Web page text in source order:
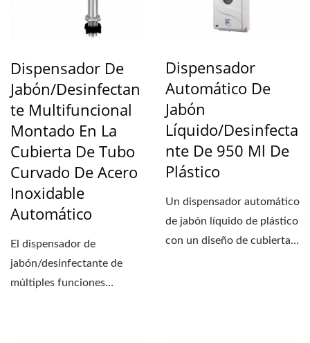
Dispensador De
Jabón/desinfectan
Te Multifuncional
Montado En La
Cubierta De Tubo
Curvado De Acero
Inoxidable
Automático
El dispensador de
jabón/desinfectante de
múltiples funciones
Dispensador
Automático De
Jabón
Líquido/desinfecta
Nte De 950 Ml De
Plástico
Un dispensador automático
de jabón líquido de plástico
con un diseño de cubierta